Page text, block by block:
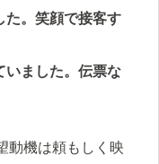
た。笑顔で接客す
いました。伝票な
動機は頼もしく映